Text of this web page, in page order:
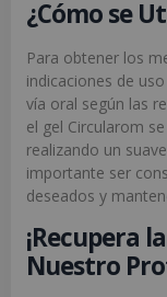
¿Cómo se
Para obtener los
indicaciones de
vía oral según las
el gel Circularom
realizando un
importante ser
deseados y
¡Recupera
Nuestro